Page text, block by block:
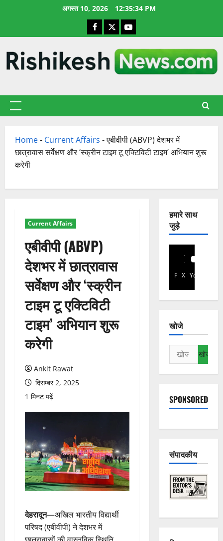
अगस्त 10, 2026 12:35:35 PM
Facebook
X YouTube
प्राथमिक
Home- Current Affairs -एबीवीपी (ABVP) देशभर में
छात्रावास सर्वेक्षण और ‘स्क्रीन टाइम टू एक्टिविटी टाइम’ अभियान शुरू
करेगी
Current Affairs
एबीवीपी (ABVP)
देशभर में छात्रावास
सर्वेक्षण और ‘स्क्रीन
टाइम टू एक्टिविटी
टाइम’ अभियान शुरू
करेगी
Ankit Rawat
दिसम्बर 2, 2025
1 मिनट पढ़ें
देहरादून—अखिल भारतीय विद्यार्थी
परिषद (एबीवीपी) ने देशभर में
हमारे साथ
जुड़े
Facebook
X YouTube
खोजे
निम्न
को
खोजें:
SPONSORED
संपादकीय